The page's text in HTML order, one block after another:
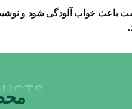
باعث خواب آلودگی شود و